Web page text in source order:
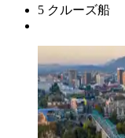
5 クルーズ船